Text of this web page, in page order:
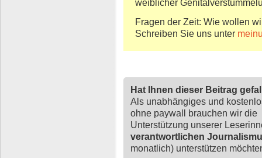
weiblicher
Fragen der Zeit: Wie wollen
Schreiben Sie uns unter
Hat Ihnen dieser Beitrag
Als unabhängiges und
ohne paywall brauchen wir die
Unterstützung unserer
verantwortlichen
monatlich) unterstützen